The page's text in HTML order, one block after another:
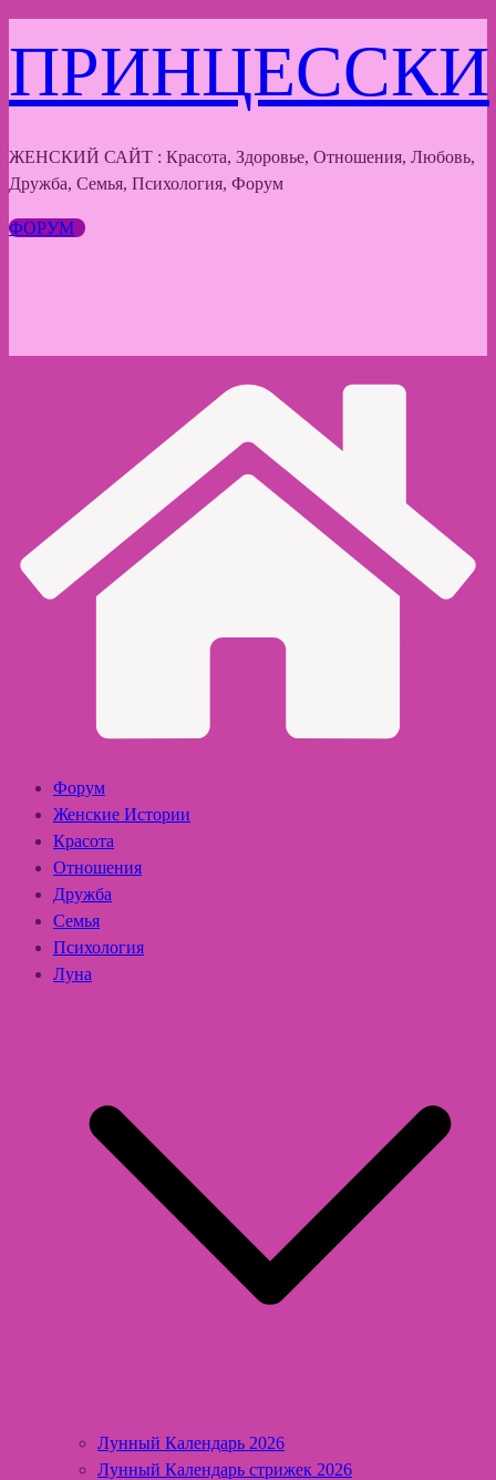
к
содержимому
ПРИНЦЕССКИ
ЖЕНСКИЙ САЙТ : Красота, Здоровье, Отношения, Любовь,
Дружба, Семья, Психология, Форум
ФОРУМ
Форум
Женские Истории
Красота
Отношения
Дружба
Семья
Психология
Луна
Лунный Календарь 2026
Лунный Календарь стрижек 2026